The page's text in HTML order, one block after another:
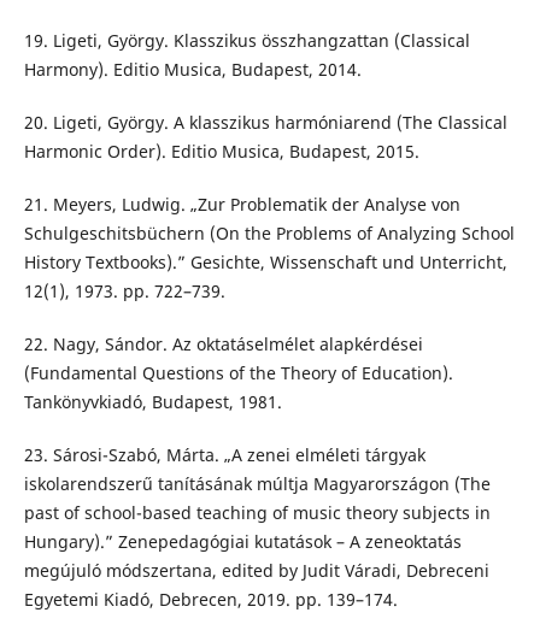
19. Ligeti, György. Klasszikus összhangzattan (Classical
Harmony). Editio Musica, Budapest, 2014.
20. Ligeti, György. A klasszikus harmóniarend (The Classical
Harmonic Order). Editio Musica, Budapest, 2015.
21. Meyers, Ludwig. „Zur Problematik der Analyse von
Schulgeschitsbüchern (On the Problems of Analyzing School
History Textbooks).” Gesichte, Wissenschaft und Unterricht,
12(1), 1973. pp. 722–739.
22. Nagy, Sándor. Az oktatáselmélet alapkérdései
(Fundamental Questions of the Theory of Education).
Tankönyvkiadó, Budapest, 1981.
23. Sárosi-Szabó, Márta. „A zenei elméleti tárgyak
iskolarendszerű tanításának múltja Magyarországon (The
past of school-based teaching of music theory subjects in
Hungary).” Zenepedagógiai kutatások – A zeneoktatás
megújuló módszertana, edited by Judit Váradi, Debreceni
Egyetemi Kiadó, Debrecen, 2019. pp. 139–174.